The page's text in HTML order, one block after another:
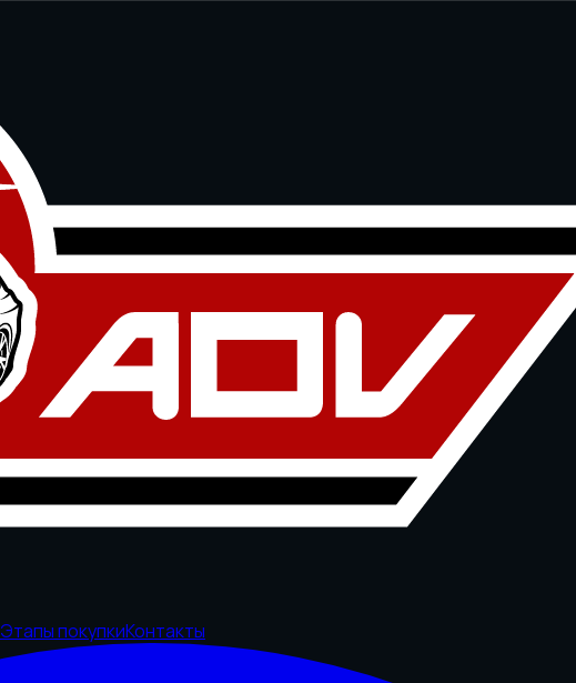
Этапы покупкиКонтакты